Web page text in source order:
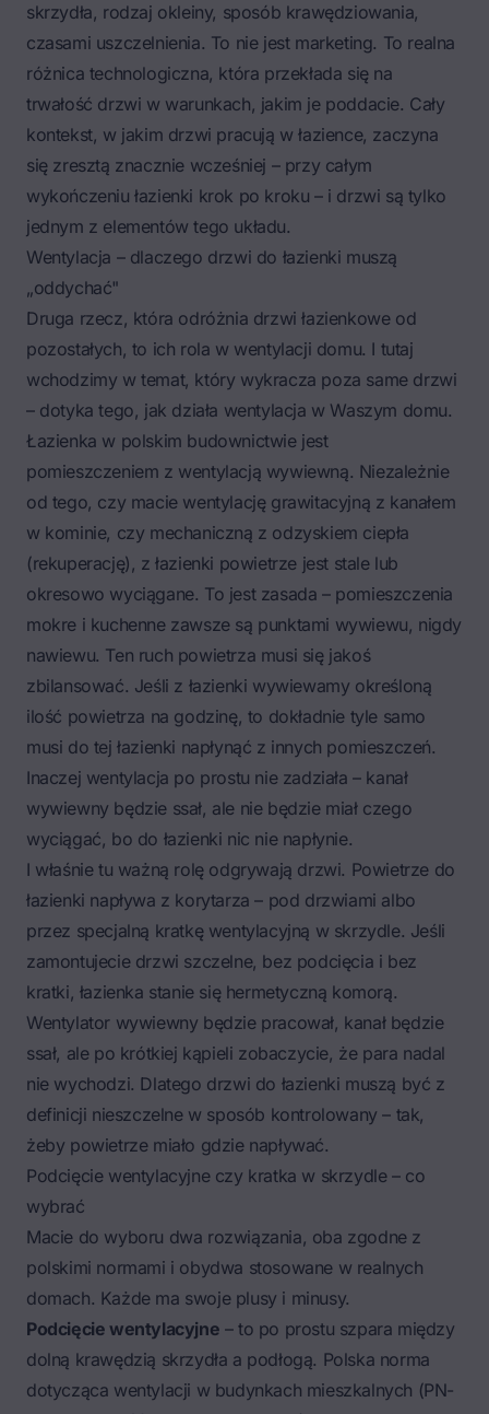
skrzydła, rodzaj okleiny, sposób krawędziowania,
czasami uszczelnienia. To nie jest marketing. To realna
różnica technologiczna, która przekłada się na
trwałość drzwi w warunkach, jakim je poddacie. Cały
kontekst, w jakim drzwi pracują w łazience, zaczyna
się zresztą znacznie wcześniej – przy całym
wykończeniu łazienki krok po kroku – i drzwi są tylko
jednym z elementów tego układu.
Wentylacja – dlaczego drzwi do łazienki muszą
„oddychać"
Druga rzecz, która odróżnia drzwi łazienkowe od
pozostałych, to ich rola w wentylacji domu. I tutaj
wchodzimy w temat, który wykracza poza same drzwi
– dotyka tego, jak działa wentylacja w Waszym domu.
Łazienka w polskim budownictwie jest
pomieszczeniem z wentylacją wywiewną. Niezależnie
od tego, czy macie wentylację grawitacyjną z kanałem
w kominie, czy mechaniczną z odzyskiem ciepła
(rekuperację), z łazienki powietrze jest stale lub
okresowo wyciągane. To jest zasada – pomieszczenia
mokre i kuchenne zawsze są punktami wywiewu, nigdy
nawiewu. Ten ruch powietrza musi się jakoś
zbilansować. Jeśli z łazienki wywiewamy określoną
ilość powietrza na godzinę, to dokładnie tyle samo
musi do tej łazienki napłynąć z innych pomieszczeń.
Inaczej wentylacja po prostu nie zadziała – kanał
wywiewny będzie ssał, ale nie będzie miał czego
wyciągać, bo do łazienki nic nie napłynie.
I właśnie tu ważną rolę odgrywają drzwi. Powietrze do
łazienki napływa z korytarza – pod drzwiami albo
przez specjalną kratkę wentylacyjną w skrzydle. Jeśli
zamontujecie drzwi szczelne, bez podcięcia i bez
kratki, łazienka stanie się hermetyczną komorą.
Wentylator wywiewny będzie pracował, kanał będzie
ssał, ale po krótkiej kąpieli zobaczycie, że para nadal
nie wychodzi. Dlatego drzwi do łazienki muszą być z
definicji nieszczelne w sposób kontrolowany – tak,
żeby powietrze miało gdzie napływać.
Podcięcie wentylacyjne czy kratka w skrzydle – co
wybrać
Macie do wyboru dwa rozwiązania, oba zgodne z
polskimi normami i obydwa stosowane w realnych
domach. Każde ma swoje plusy i minusy.
Podcięcie wentylacyjne – to po prostu szpara między
dolną krawędzią skrzydła a podłogą. Polska norma
dotycząca wentylacji w budynkach mieszkalnych (PN-